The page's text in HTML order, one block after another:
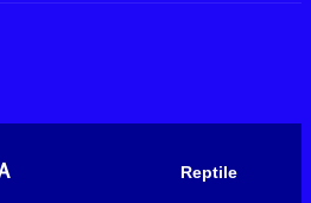
Reptile